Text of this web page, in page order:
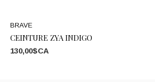
BRAVE
CEINTURE ZYA INDIGO
130,00$CA